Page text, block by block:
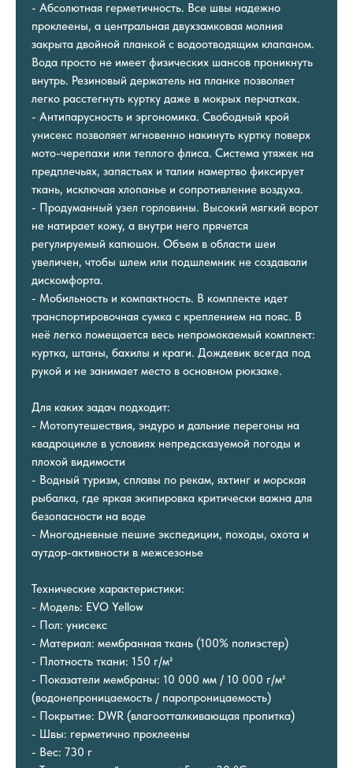
- Абсолютная герметичность. Все швы надежно
проклеены, а центральная двухзамковая молния
закрыта двойной планкой с водоотводящим клапаном.
Вода просто не имеет физических шансов проникнуть
внутрь. Резиновый держатель на планке позволяет
легко расстегнуть куртку даже в мокрых перчатках.
- Антипарусность и эргономика. Свободный крой
унисекс позволяет мгновенно накинуть куртку поверх
мото-черепахи или теплого флиса. Система утяжек на
предплечьях, запястьях и талии намертво фиксирует
ткань, исключая хлопанье и сопротивление воздуха.
- Продуманный узел горловины. Высокий мягкий ворот
не натирает кожу, а внутри него прячется
регулируемый капюшон. Объем в области шеи
увеличен, чтобы шлем или подшлемник не создавали
дискомфорта.
- Мобильность и компактность. В комплекте идет
транспортировочная сумка с креплением на пояс. В
неё легко помещается весь непромокаемый комплект:
куртка, штаны, бахилы и краги. Дождевик всегда под
рукой и не занимает место в основном рюкзаке.
Для каких задач подходит:
- Мотопутешествия, эндуро и дальние перегоны на
квадроцикле в условиях непредсказуемой погоды и
плохой видимости
- Водный туризм, сплавы по рекам, яхтинг и морская
рыбалка, где яркая экипировка критически важна для
безопасности на воде
- Многодневные пешие экспедиции, походы, охота и
аутдор-активности в межсезонье
Технические характеристики:
- Модель: EVO Yellow
- Пол: унисекс
- Материал: мембранная ткань (100% полиэстер)
- Плотность ткани: 150 г/м²
- Показатели мембраны: 10 000 мм / 10 000 г/м²
(водонепроницаемость / паропроницаемость)
- Покрытие: DWR (влагоотталкивающая пропитка)
- Швы: герметично проклеены
- Вес: 730 г